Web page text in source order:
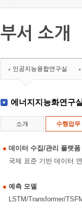
부서 소개
인공지능융합연구실
에너지지능화연구실
소개 수행업무
데이터 수집/관리 플랫
국제 표준 기반 데이터
예측 모델
LSTM/Transformer/